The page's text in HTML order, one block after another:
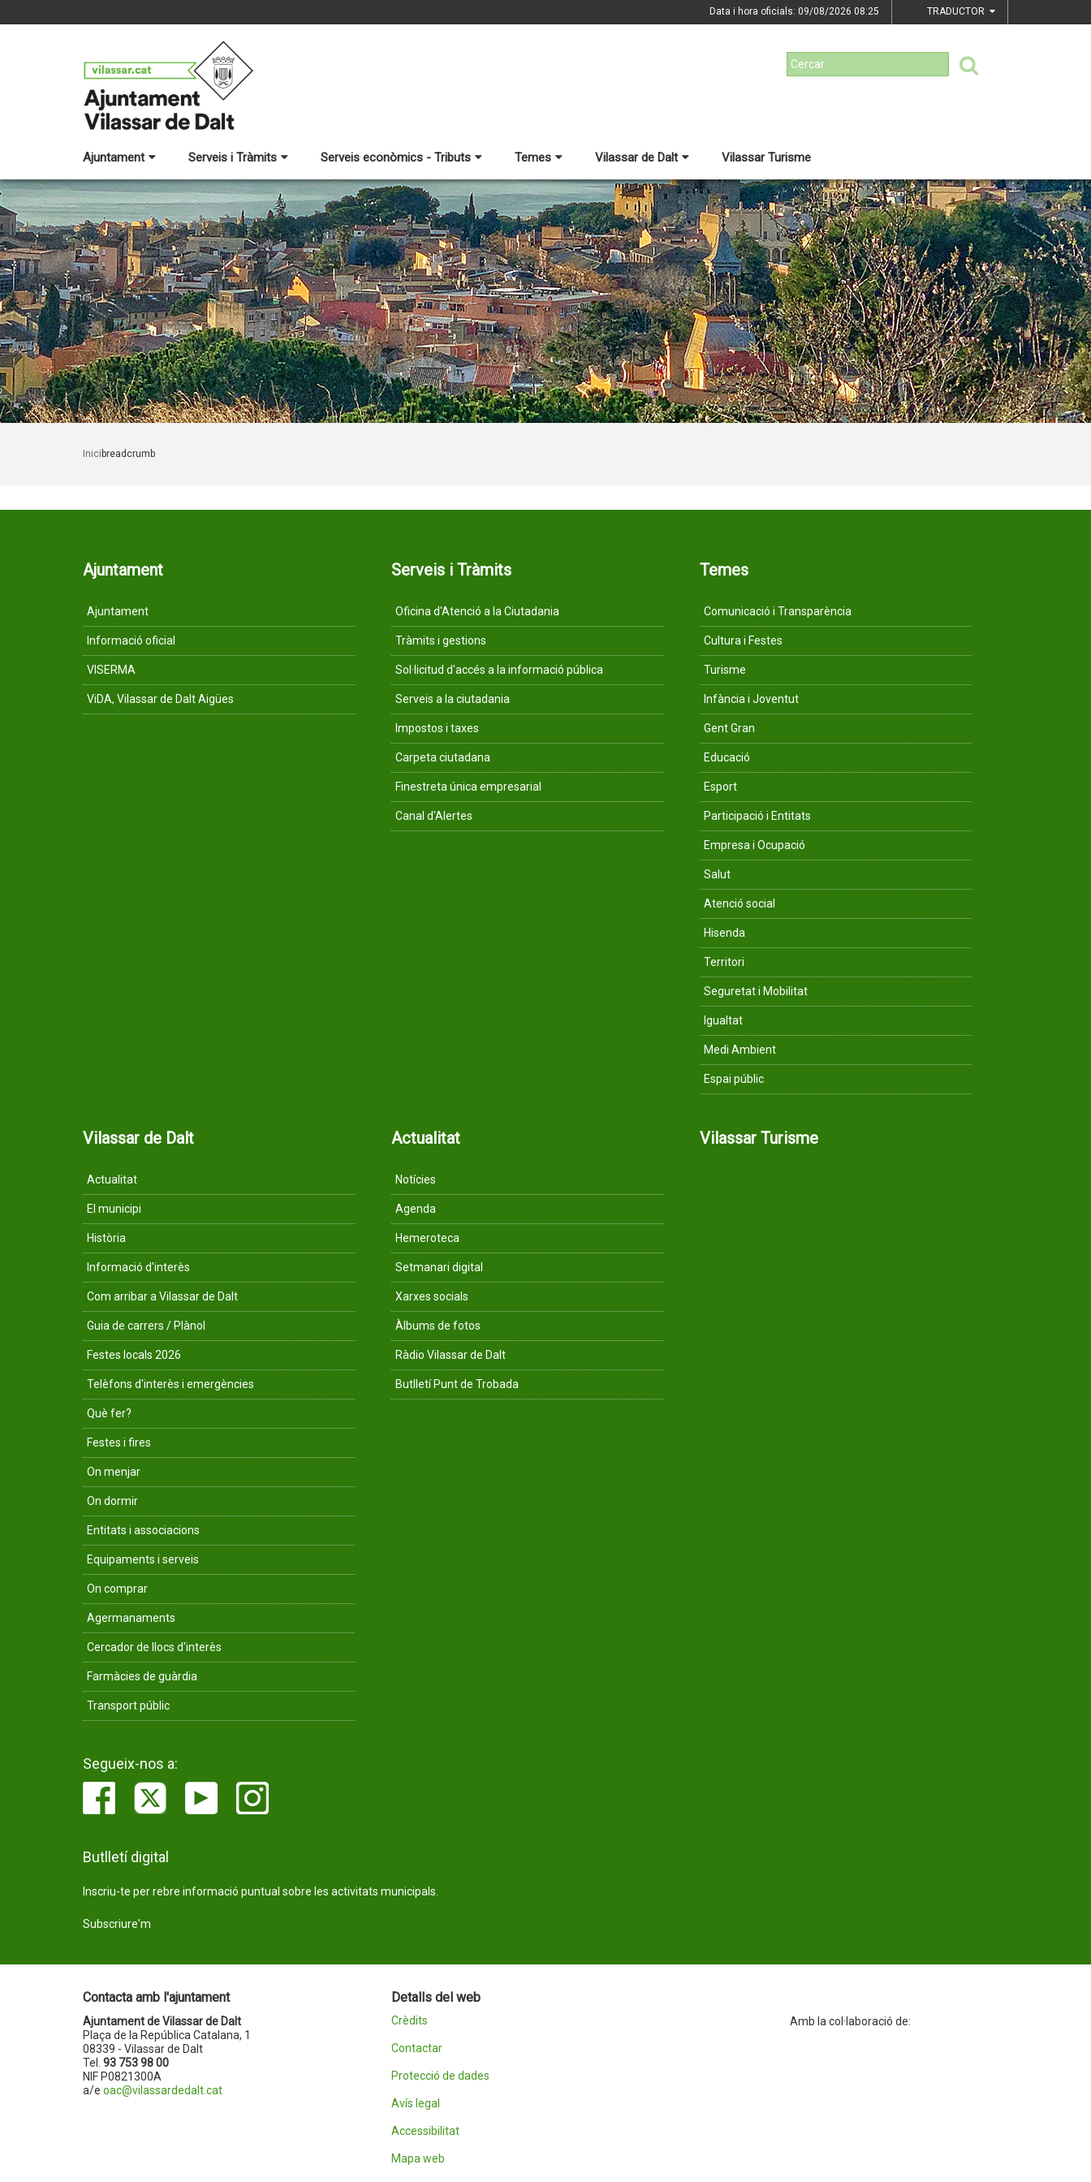
Data i hora oficials: 09/08/2026 08:25 TRADUCTOR
Ajuntament Serveis i Tràmits Serveis econòmics - Tributs Temes Vilassar de Dalt Vilassar Turisme
Inici breadcrumb
Ajuntament
Ajuntament
Informació oficial
VISERMA
ViDA, Vilassar de Dalt Aigües
Serveis i Tràmits
Oficina d'Atenció a la Ciutadania
Tràmits i gestions
Sol·licitud d'accés a la informació pública
Serveis a la ciutadania
Impostos i taxes
Carpeta ciutadana
Finestreta única empresarial
Canal d'Alertes
Temes
Comunicació i Transparència
Cultura i Festes
Turisme
Infància i Joventut
Gent Gran
Educació
Esport
Participació i Entitats
Empresa i Ocupació
Salut
Atenció social
Hisenda
Territori
Seguretat i Mobilitat
Igualtat
Medi Ambient
Espai públic
Vilassar de Dalt
Actualitat
El municipi
Història
Informació d'interès
Com arribar a Vilassar de Dalt
Guia de carrers / Plànol
Festes locals 2026
Telèfons d'interès i emergències
Què fer?
Festes i fires
On menjar
On dormir
Entitats i associacions
Equipaments i serveis
On comprar
Agermanaments
Cercador de llocs d'interès
Farmàcies de guàrdia
Transport públic
Actualitat
Notícies
Agenda
Hemeroteca
Setmanari digital
Xarxes socials
Àlbums de fotos
Ràdio Vilassar de Dalt
Butlletí Punt de Trobada
Vilassar Turisme
Segueix-nos a:
Butlletí digital
Inscriu-te per rebre informació puntual sobre les activitats municipals.
Subscriure'm
Contacta amb l'ajuntament
Ajuntament de Vilassar de Dalt
Plaça de la República Catalana, 1
08339 - Vilassar de Dalt
Tel. 93 753 98 00
NIF P0821300A
a/e oac@vilassardedalt.cat
Detalls del web
Crèdits
Contactar
Protecció de dades
Avís legal
Accessibilitat
Mapa web
Amb la col·laboració de: